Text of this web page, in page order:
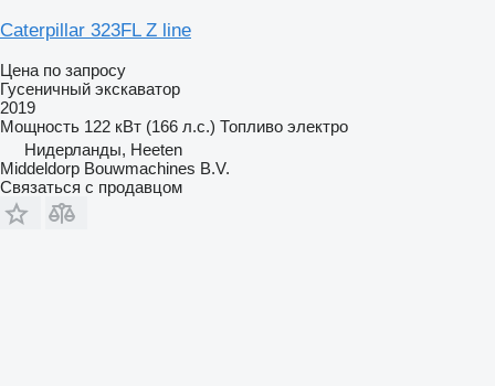
Caterpillar 323FL Z line
Цена по запросу
Гусеничный экскаватор
2019
Мощность 122 кВт (166 л.с.) Топливо электро
Нидерланды, Heeten
Middeldorp Bouwmachines B.V.
Связаться с продавцом